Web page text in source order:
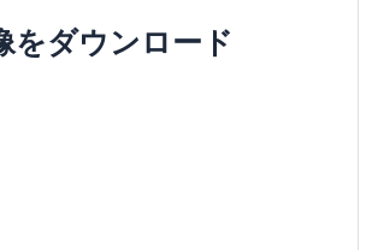
をダウンロード